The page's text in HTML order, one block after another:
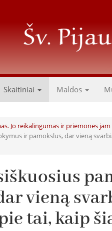
Skaitiniai Maldos
Jo reikalingumas ir priemonės
ir pamokslus, dar vieną
vieną
tai, kaip